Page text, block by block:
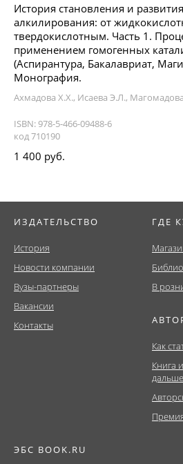
История становления и
алкилирования: от
твердокислотным. Часть 1.
применением гомогенных
(Аспирантура, Бакалавриат,
Монография.
Ахмадова Х.Х., Исаева Э.Л.,
ISBN: 978-5-466-09488-6
код 710190
1 400 руб.
ИЗДАТЕЛЬСТВО
История
Новости компании
Вузы-партнеры
Вакансии
Контакты
ГДЕ
В
Как
Книга
ЭБС BOOK.RU